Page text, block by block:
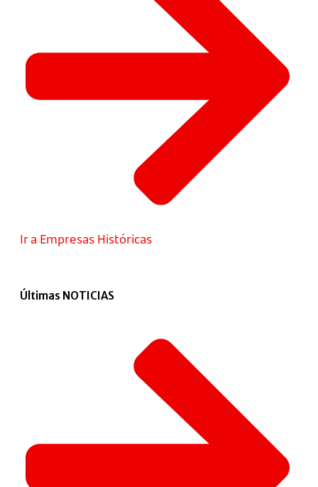
Ir a Empresas Históricas
Últimas NOTICIAS